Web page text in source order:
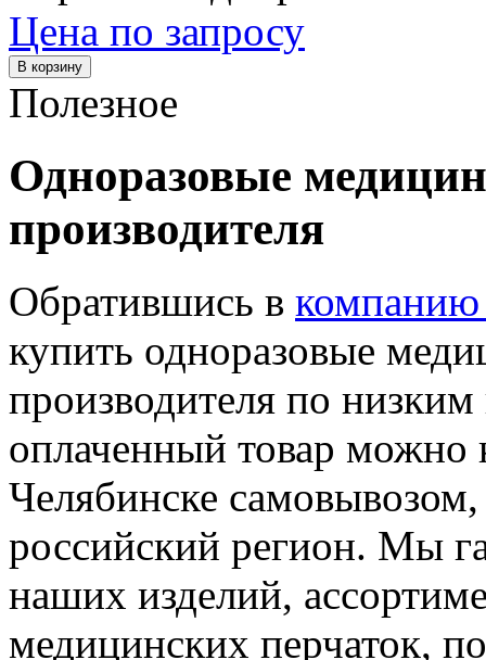
Цена по запросу
В корзину
Полезное
Одноразовые
производителя
Обратившись в
купить одноразовые
производителя по
оплаченный товар можно
Челябинске
российский регион. Мы
наших изделий,
медицинских перчаток,